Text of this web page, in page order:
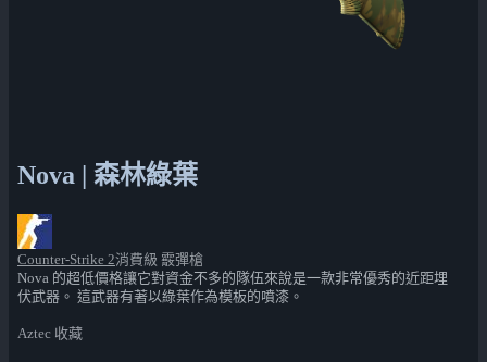
Nova | 森林綠葉
Counter-Strike 2消費級 霰彈槍
Nova 的超低價格讓它對資金不多的隊伍來說是一款非常優秀的近距埋
伏武器。 這武器有著以綠葉作為模板的噴漆。
Aztec 收藏